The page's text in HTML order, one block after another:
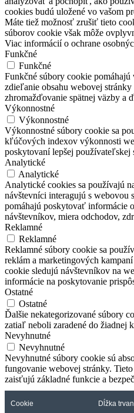
cookies budú uložené vo vašom
Máte tiež možnosť zrušiť tieto
súborov cookie však môže
Viac informácií o ochrane
Funkčné
Funkčné
Funkčné súbory cookie
zdieľanie obsahu webovej
zhromažďovanie spätnej väzby a
Výkonnostné
Výkonnostné
Výkonnostné súbory cookie sa
kľúčových indexov výkonnosti
poskytovaní lepšej používateľskej
Analytické
Analytické
Analytické cookies sa používajú
návštevníci interagujú s webovou
pomáhajú poskytovať informácie
návštevníkov, miera odchodov,
Reklamné
Reklamné
Reklamné súbory cookie sa
reklám a marketingových
cookie sledujú návštevníkov na
informácie na poskytovanie
Ostatné
Ostatné
Ďalšie nekategorizované súbory
zatiaľ neboli zaradené do žiadnej
Nevyhnutné
Nevyhnutné
Nevyhnutné súbory cookie sú
fungovanie webovej stránky.
zaisťujú základné funkcie a
Cookie Dĺžka